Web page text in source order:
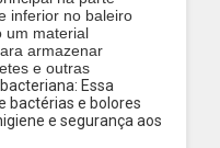
inferior no baleiro
um material
armazenar
e outras
Essa
bactérias e bolores
e segurança aos